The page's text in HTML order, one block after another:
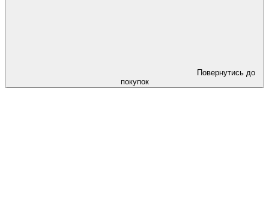
Повернутись до
покупок